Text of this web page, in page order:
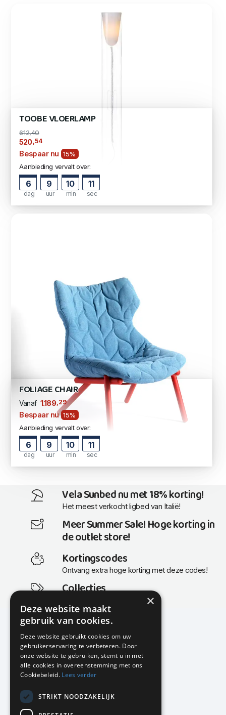
TOOBE VLOERLAMP
612,40
520,54
Bespaar nu 15%
Aanbieding vervalt over:
6
dag
9
uur
10
min
10
sec
FOLIAGE CHAIR
Vanaf 1.189,29
Bespaar nu 15%
Aanbieding vervalt over:
6
dag
9
uur
10
min
10
sec
Vela Sunbed nu met 18% korting!
Het meest verkocht ligbed van Italië!
Meer Summer Sale! Hoge korting in
de outlet store!
Kortingscodes
Ontvang extra hoge korting met deze codes!
Collecties
Actuele en populaire collecties
KMP Kantoormeubilair
Airport Business Park
Frankfurtstraat 29-31
1175 RH Lijnden
020-617 01 26
info@kmpkantoormeubilair.nl
×
Deze website maakt
gebruik van cookies.
Deze website gebruikt cookies om uw
gebruikerservaring te verbeteren. Door
onze website te gebruiken, stemt u in met
alle cookies in overeenstemming met ons
Cookiebeleid. Lees verder
STRIKT NOODZAKELIJK